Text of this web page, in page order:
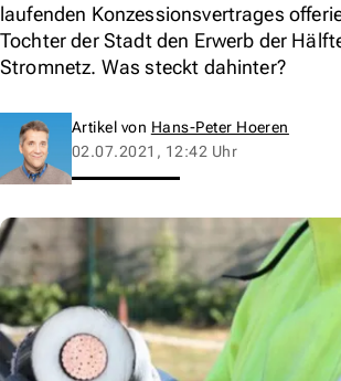
laufenden Konzessionsvertrages
Tochter der Stadt den Erwerb der
Stromnetz. Was steckt dahinter?
Artikel von Hans-Peter Hoeren
02.07.2021, 12:42 Uhr